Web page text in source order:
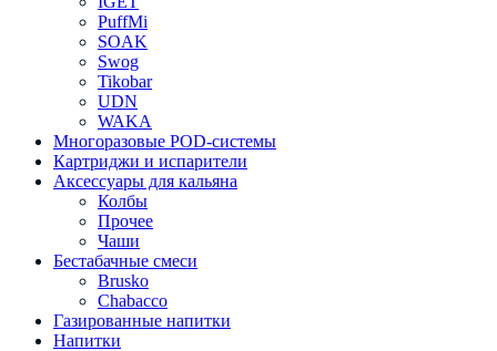
PuffMi
SOAK
Swog
Tikobar
UDN
WAKA
Многоразовые POD-системы
Картриджи и испарители
Аксессуары для кальяна
Колбы
Прочее
Чаши
Бестабачные смеси
Brusko
Chabacco
Газированные напитки
Напитки